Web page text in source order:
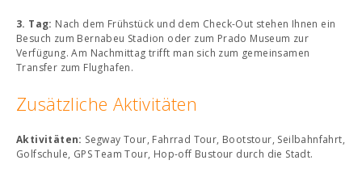
3. Tag: Nach dem Frühstück und dem Check-Out stehen Ihnen ein
Besuch zum Bernabeu Stadion oder zum Prado Museum zur
Verfügung. Am Nachmittag trifft man sich zum gemeinsamen
Transfer zum Flughafen.
Zusätzliche Aktivitäten
Aktivitäten: Segway Tour, Fahrrad Tour, Bootstour, Seilbahnfahrt,
Golfschule, GPS Team Tour, Hop-off Bustour durch die Stadt.